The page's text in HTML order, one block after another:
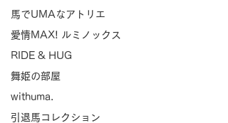
馬でUMAなアトリエ
愛情MAX! ルミノックス
RIDE & HUG
舞姫の部屋
withuma.
引退馬コレクション